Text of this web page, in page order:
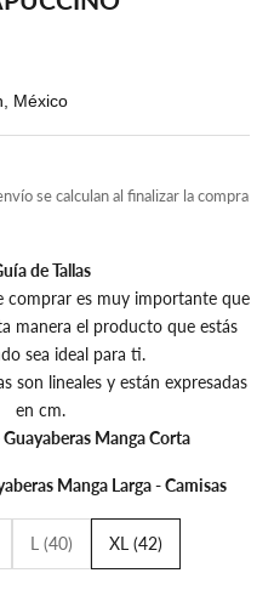
México
se calculan al finalizar la compra
de Tallas
comprar es muy importante que
manera el producto que estás
sea ideal para ti.
son lineales y están expresadas
en cm.
Manga Corta
Manga Larga - Camisas
L (40) XL (42)